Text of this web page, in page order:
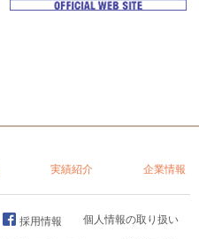
実績紹介 企業情報
採用情報 個人情報の取り扱い